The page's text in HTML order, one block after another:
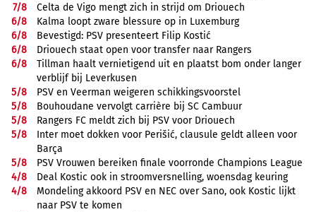
7/8
Celta de Vigo mengt zich in strijd om Driouech
6/8
Kalma loopt zware blessure op in Luxemburg
6/8
Bevestigd: PSV presenteert Filip Kostić
6/8
Driouech staat open voor transfer naar Rangers
6/8
Tillman haalt vernietigend uit en plaatst bom onder langer
verblijf bij Leverkusen
5/8
PSV en Veerman weigeren schikkingsvoorstel
5/8
Bouhoudane vervolgt carrière bij SC Cambuur
5/8
Rangers FC meldt zich bij PSV voor Driouech
5/8
Inter moet dokken voor Perišić, clausule geldt alleen voor
Barça
5/8
PSV Vrouwen bereiken finale voorronde Champions League
4/8
Deal Kostic ook in stroomversnelling, woensdag keuring
4/8
Mondeling akkoord PSV en NEC over Sano, ook Kostic lijkt
naar PSV te komen